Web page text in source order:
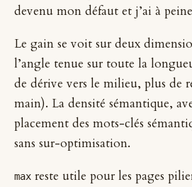
devenu mon défaut et j’ai à
Le gain se voit sur deux
l’angle tenue sur toute la
de dérive vers le milieu, plus de
main). La densité sémantique,
placement des mots-clés
sans sur-optimisation.
max reste utile pour les pages